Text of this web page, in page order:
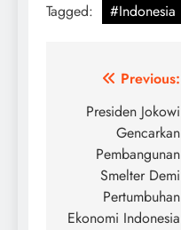
Tagged: #Indonesia
Post
navigation
Previous:
Presiden Jokowi
Gencarkan
Pembangunan
Smelter Demi
Pertumbuhan
Ekonomi Indonesia